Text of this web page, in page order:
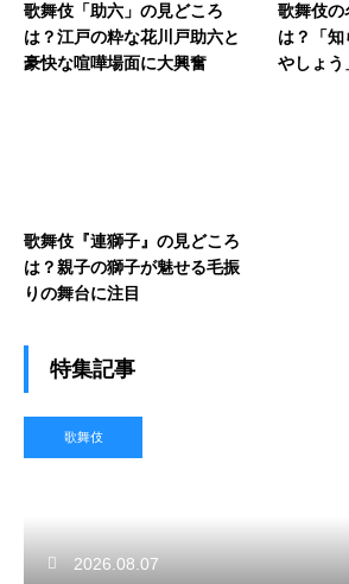
歌舞伎「助六」の見どころ
は？江戸の粋な花川戸助六と
豪快な喧嘩場面に大興奮
歌舞伎の
は？「
やしょう
歌舞伎『連獅子』の見どころ
は？親子の獅子が魅せる毛振
りの舞台に注目
特集記事
歌舞伎
2026.08.07